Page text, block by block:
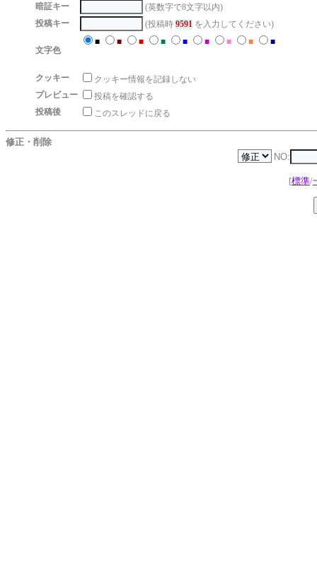
暗証キー
(英数字で8文字以内)
投稿キー
(投稿時 9591 を入力してください)
文字色
■ ■ ■ ■ ■ ■ ■ ■ ■
クッキー
クッキー情報を記録しない
プレビュー
投稿を確認する
投稿後
このスレッドに戻る
修正・削除
NO:
[標準/